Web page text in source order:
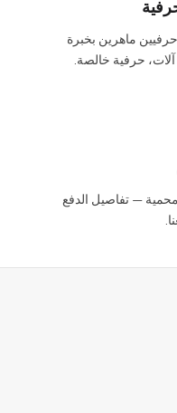
ماهرين بخبرة
حرفية خالصة.
— تفاصيل الدفع